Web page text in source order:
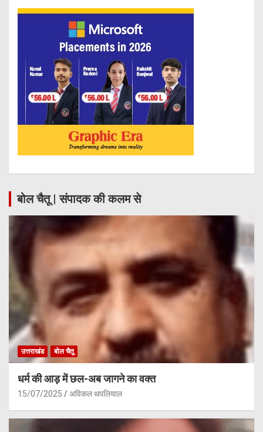
बोल चैतू | संपादक की कलम से
उत्तराखंड बोल चैतू
धर्म की आड़ में छल-अब जागने का वक्त
15/07/2025 अविकल थपलियाल